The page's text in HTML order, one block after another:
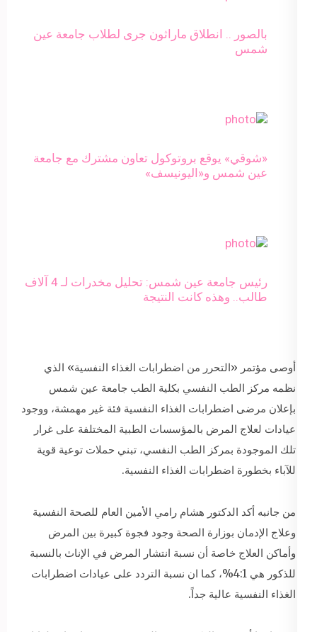
بالصور .. انطلاق ماراثون جرى لطلاب جامعة عين
شمس
«شوقي» يوقع بروتوكول تعاون مشترك مع جامعة
عين شمس و«اليونيسف»
رئيس جامعة عين شمس: تحليل مخدرات لـ 4 آلاف
طالب.. وهذه كانت النتيجة
أوصى مؤتمر «التحرر من اضطرابات الغذاء النفسية» الذي
نظمه مركز الطب النفسي بكلية الطب جامعة عين شمس
بإعلان مرضى اضطرابات الغذاء النفسية فئة غير مهمشة، ووجود
عيادات لعلاج المرض بالمؤسسات الطبية المختلفة على غرار
تلك الموجودة بمركز الطب النفسي، تبني حملات توعية قوية
للآباء بخطورة اضطرابات الغذاء النفسية.
من جانبه أكد الدكتور هشام رامي الأمين العام للصحة النفسية
وعلاج الإدمان بوزارة الصحة وجود فجوة كبيرة بين المرض
وأماكن العلاج خاصة أن نسبة انتشار المرض في الإناث بالنسبة
للذكور هي 4:1%، كما ان نسبة التردد على عيادات اضطرابات
الغذاء النفسية عالية جداً.